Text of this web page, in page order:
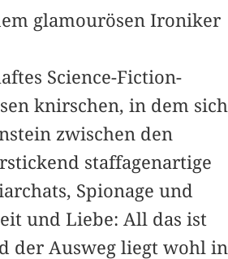
glamourösen ­Ironiker
Science-Fiction-
knirschen, in dem sich
zwischen den
staffagenartige
Spionage und
und Liebe: All das ist
der Ausweg liegt wohl in